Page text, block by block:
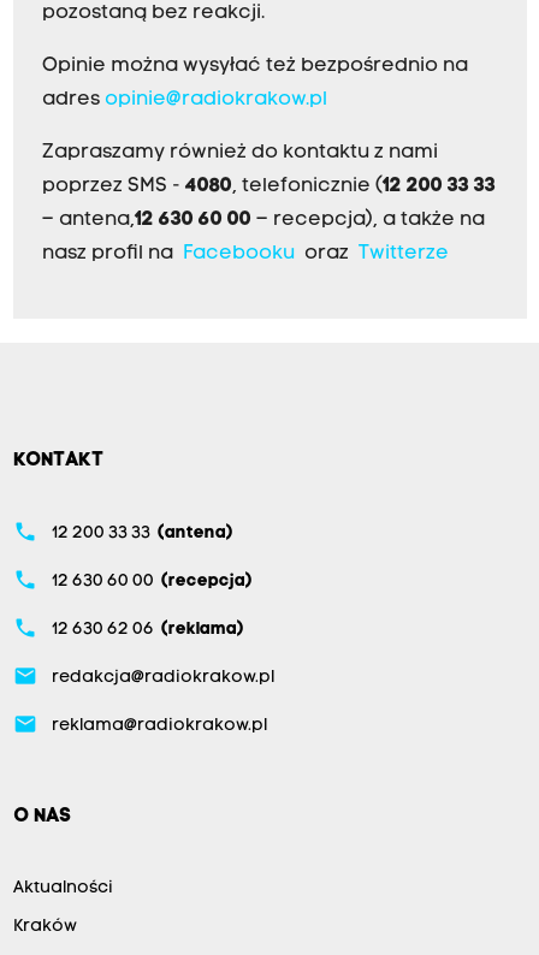
pozostaną bez reakcji.
Opinie można wysyłać też bezpośrednio na
adres opinie@radiokrakow.pl
Zapraszamy również do kontaktu z nami
poprzez SMS - 4080, telefonicznie (12 200 33 33
– antena,12 630 60 00 – recepcja), a także na
nasz profil na Facebookuoraz Twitterze
KONTAKT
phone 12 200 33 33 (antena)
phone 12 630 60 00 (recepcja)
phone 12 630 62 06 (reklama)
email redakcja@radiokrakow.pl
email reklama@radiokrakow.pl
O NAS
Aktualności
Kraków